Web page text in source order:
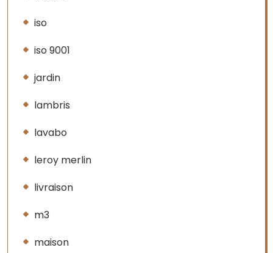
iso
iso 9001
jardin
lambris
lavabo
leroy merlin
livraison
m3
maison